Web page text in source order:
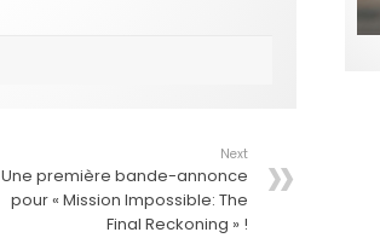
Next
Une première bande-annonce
pour « Mission Impossible: The
Final Reckoning » !